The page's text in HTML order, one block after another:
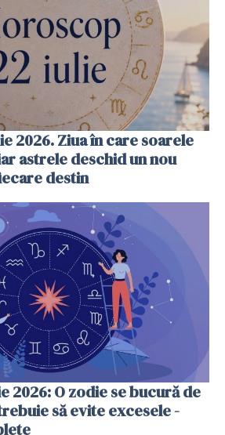
2026. Ziua în care soarele
astrele deschid un nou
destin
2026: O zodie se bucură de
să evite excesele -